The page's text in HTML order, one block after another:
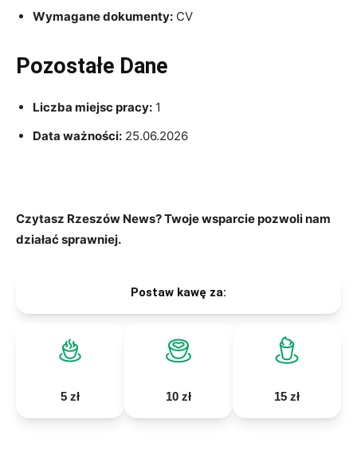
Wymagane dokumenty: CV
Pozostałe Dane
Liczba miejsc pracy: 1
Data ważności: 25.06.2026
Czytasz Rzeszów News? Twoje wsparcie pozwoli nam
działać sprawniej.
Postaw kawę za:
5 zł 10 zł 15 zł